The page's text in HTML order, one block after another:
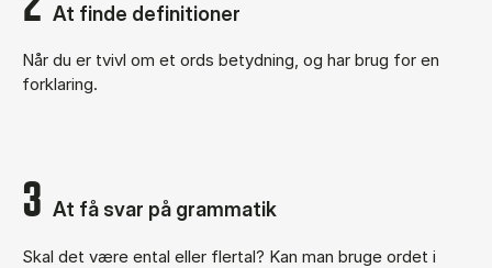
At finde definitioner
Når du er tvivl om et ords betydning, og har brug for en
forklaring.
3 At få svar på grammatik
Skal det være ental eller flertal? Kan man bruge ordet i